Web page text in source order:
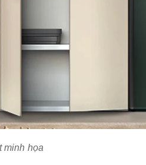
minh họa